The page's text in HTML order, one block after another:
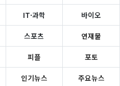
IT·과학 바이오
스포츠 연재물
피플 포토
인기뉴스 주요뉴스